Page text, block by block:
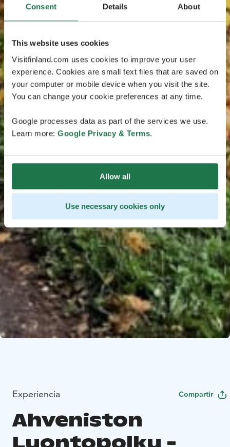
Consent Details About
This website uses cookies
Visitfinland.com uses cookies to improve your user
experience. Cookies are small text files that are saved on
your computer or mobile device when you visit the site.
You can change your cookie preferences at any time.
Google processes data as part of the services we use.
Learn more: Google Privacy & Terms.
Allow all
Use necessary cookies only
Experiencia Compartir
Ahveniston